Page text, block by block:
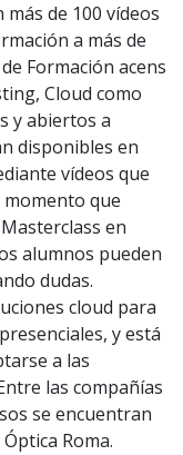
de 100 vídeos
a más de
Formación acens
Cloud como
y abiertos a
disponibles en
vídeos que
que
en
alumnos pueden
dudas.
cloud para
y está
a las
las compañías
se encuentran
Roma.